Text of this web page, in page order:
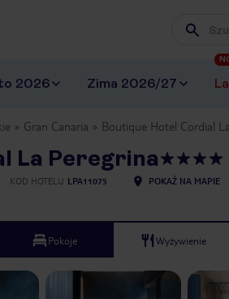
Wpisz
2026 Zima 2026/27
Gran Canaria Boutique Hotel Cordial
La Peregrina
KOD HOTELU LPA11075 POKAŻ NA MAPIE
Pokoje Wyżywienie